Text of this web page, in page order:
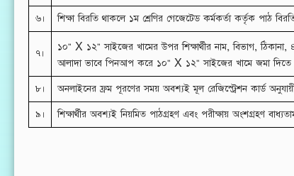
৬।
শিক্ষা বিরতি থাকলে ১ম শ্রেণির গেজেটেড কর্মকর্তা কর্তৃক পাঠ
৭।
১০" X ১২" সাইজের খামের উপর শিক্ষার্থীর নাম, বিভাগ, ঠিকানা,
আলাদা ভাবে পিনআপ করে ১০" X ১২" সাইজের খামে জমা দিতে
৮।
অনলাইনের ফ্রম পূরণের সময় অবশ্যই মূল রেজিস্ট্রেশন কার্ড
৯।
শিক্ষার্থীর অবশ্যই নিয়মিত পাঠগ্রহণ এবং পরীক্ষায় অংশগ্রহণ